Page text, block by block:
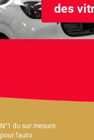
des
N°1 du sur mesure
pour l'auto